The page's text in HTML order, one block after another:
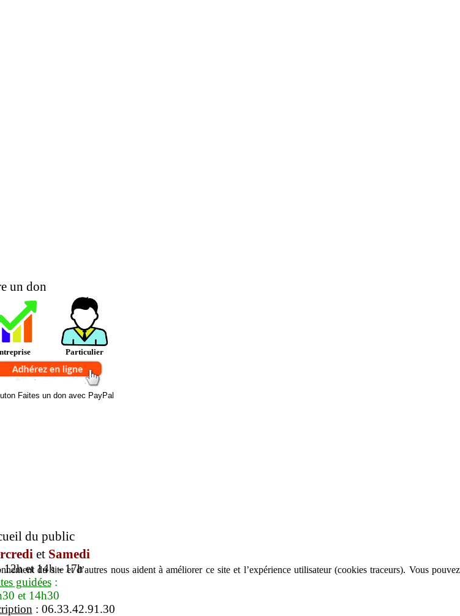
un don
Particulier
du public
et Samedi
12h et 14h - 17h
guidées:
et 14h30
: 06.33.42.91.30
du site et d’autres nous aident à améliorer ce site et l’expérience utilisateur (cookies traceurs). Vous pouvez